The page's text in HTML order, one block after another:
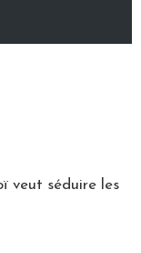
veut séduire les